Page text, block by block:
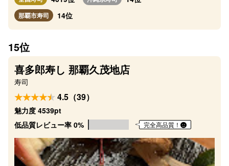
那覇市寿司 14位
15位
喜多郎寿し 那覇久茂地店
寿司
4.5（39）
魅力度 4539pt
低品質レビュー率 0%
完全高品質！